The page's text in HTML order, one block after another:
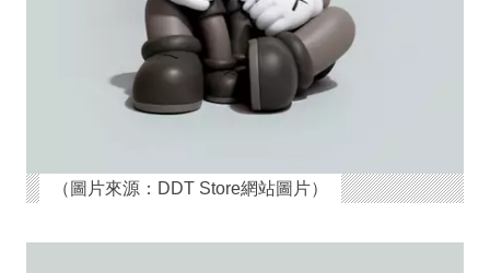
（圖片來源：DDT Store網站圖片）